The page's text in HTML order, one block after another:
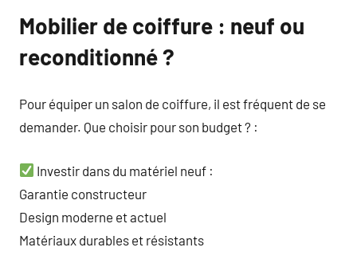
Mobilier de coiffure : neuf ou
reconditionné ?
Pour équiper un salon de coiffure, il est fréquent de se
demander. Que choisir pour son budget ? :
Investir dans du matériel neuf :
Garantie constructeur
Design moderne et actuel
Matériaux durables et résistants